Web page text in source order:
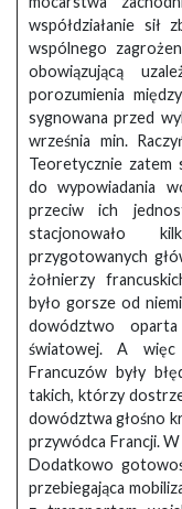
współdziałanie sił
wspólnego
obowiązującą
porozumienia
sygnowana przed
września min.
Teoretycznie zatem
do wypowiadania
przeciw ich
stacjonowało
przygotowanych
żołnierzy
było gorsze od
dowództwo
światowej. A więc
Francuzów były
takich, którzy
dowództwa głośno
przywódca Francji.
Dodatkowo
przebiegająca